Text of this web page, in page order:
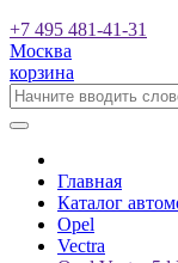
+7 495 481-41-31
Москва
корзина
Главная
Каталог
Opel
Vectra